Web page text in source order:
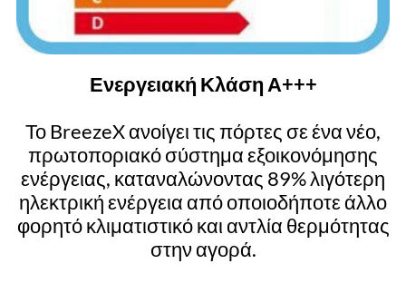
Ενεργειακή Κλάση Α+++
Το BreezeX ανοίγει τις πόρτες σε ένα νέο,
πρωτοποριακό σύστημα εξοικονόμησης
ενέργειας, καταναλώνοντας 89% λιγότερη
ηλεκτρική ενέργεια από οποιοδήποτε άλλο
φορητό κλιματιστικό και αντλία θερμότητας
στην αγορά.